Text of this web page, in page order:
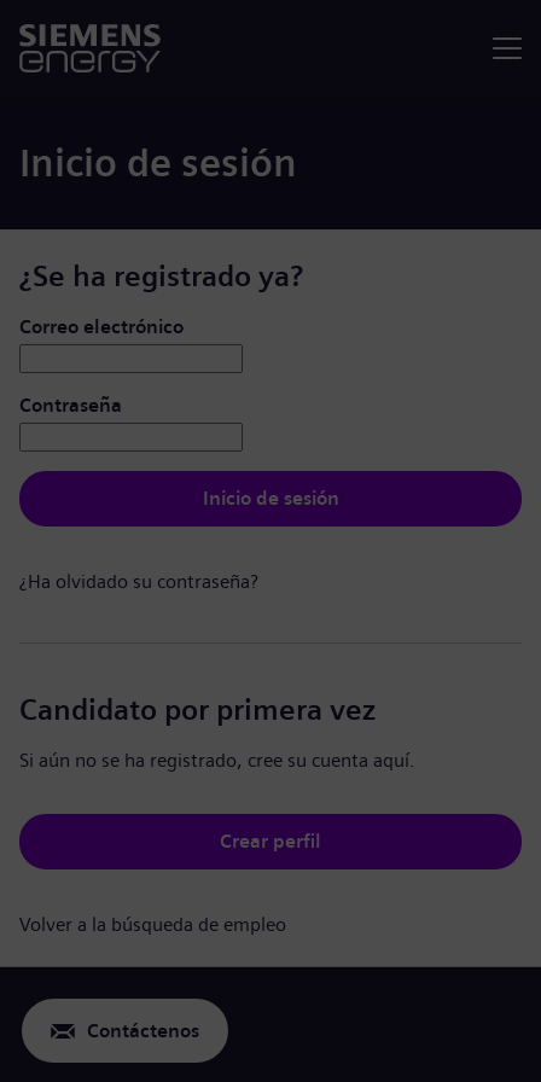
Inicio de sesión
¿Se ha registrado ya?
Iniciar de sesión: usuario y contraseña
Correo electrónico
Contraseña
Inicio de sesión
¿Ha olvidado su contraseña?
Candidato por primera vez
Si aún no se ha registrado, cree su cuenta aquí.
Crear perfil
Volver a la búsqueda de empleo
Contáctenos